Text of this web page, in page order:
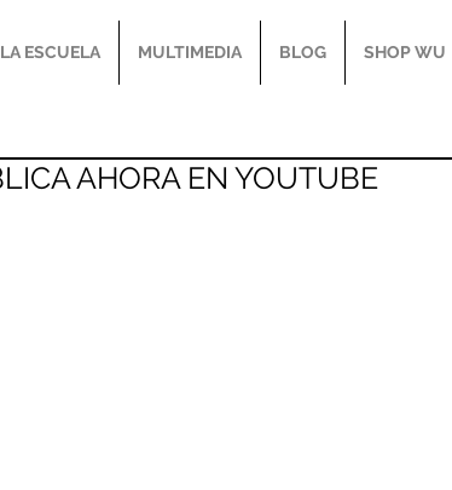
LA ESCUELA MULTIMEDIA BLOG SHOP WU
AHORA EN YOUTUBE